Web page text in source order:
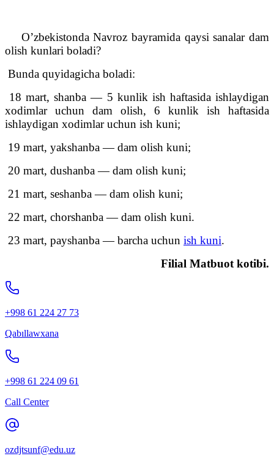
O’zbekistonda Navroz bayramida qaysi sanalar dam
olish kunlari boladi?
Bunda quyidagicha boladi:
18 mart, shanba — 5 kunlik ish haftasida ishlaydigan
xodimlar uchun dam olish, 6 kunlik ish haftasida
ishlaydigan xodimlar uchun ish kuni;
19 mart, yakshanba —dam olish kuni;
20 mart, dushanba — dam olish kuni;
21 mart, seshanba — dam olish kuni;
22 mart, chorshanba — dam olish kuni.
23 mart, payshanba — barcha uchun ish kuni.
Filial Matbuot kotibi.
+998 61 224 27 73
Qabıllawxana
+998 61 224 09 61
Call Center
ozdjtsunf@edu.uz